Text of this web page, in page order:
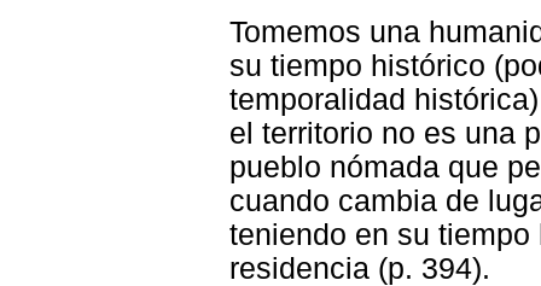
Tomemos una
su tiempo histórico
temporalidad
el territorio no es una
pueblo nómada que
cuando cambia de
teniendo en su
residencia (p. 394).